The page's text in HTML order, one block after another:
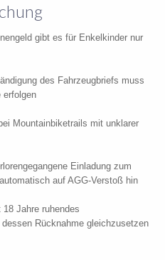
gibt es für Enkelkinder nur
des Fahrzeugbriefs muss
erfolgen
Mountainbiketrails mit unklarer
Einladung zum
auf AGG-Verstoß hin
Jahre ruhendes
Rücknahme gleichzusetzen